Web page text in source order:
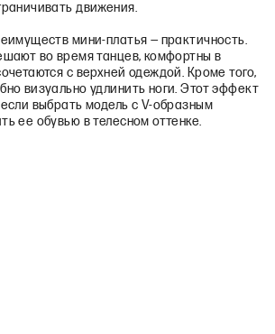
движения.
мини-платья — практичность.
во время танцев, комфортны в
с верхней одеждой. Кроме того,
визуально удлинить ноги. Этот эффект
выбрать модель с V-образным
ее обувью в телесном оттенке.